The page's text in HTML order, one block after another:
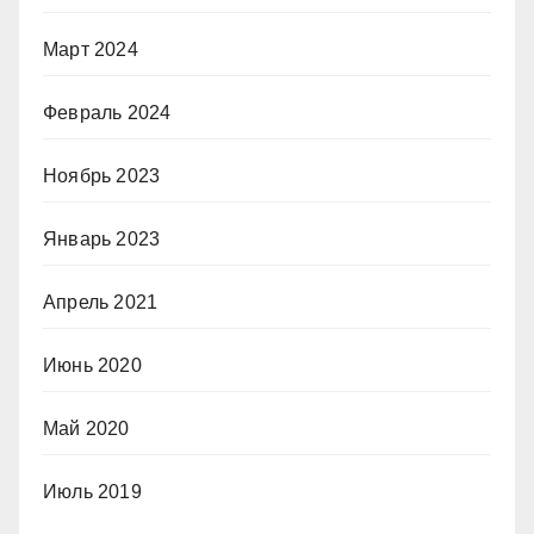
Март 2024
Февраль 2024
Ноябрь 2023
Январь 2023
Апрель 2021
Июнь 2020
Май 2020
Июль 2019